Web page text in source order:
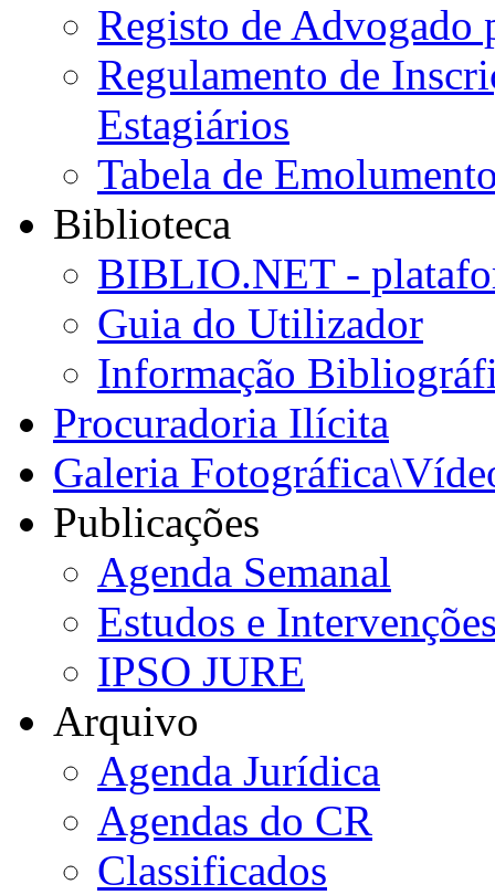
Registo de Advogado
Regulamento de
Estagiários
Tabela de
Biblioteca
BIBLIO.NET -
Guia do Utilizador
Informação
Procuradoria Ilícita
Galeria
Publicações
Agenda Semanal
Estudos e
IPSO JURE
Arquivo
Agenda Jurídica
Agendas do CR
Classificados